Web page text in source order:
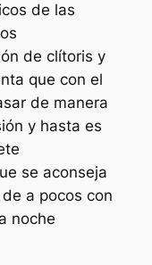
de las
de clítoris y
que con el
de manera
y hasta es
se aconseja
a pocos con
noche